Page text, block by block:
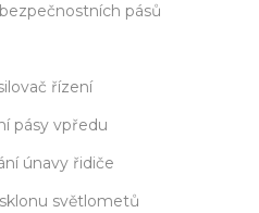
pásů
řízení
pásy vpředu
únavy řidiče
světlometů